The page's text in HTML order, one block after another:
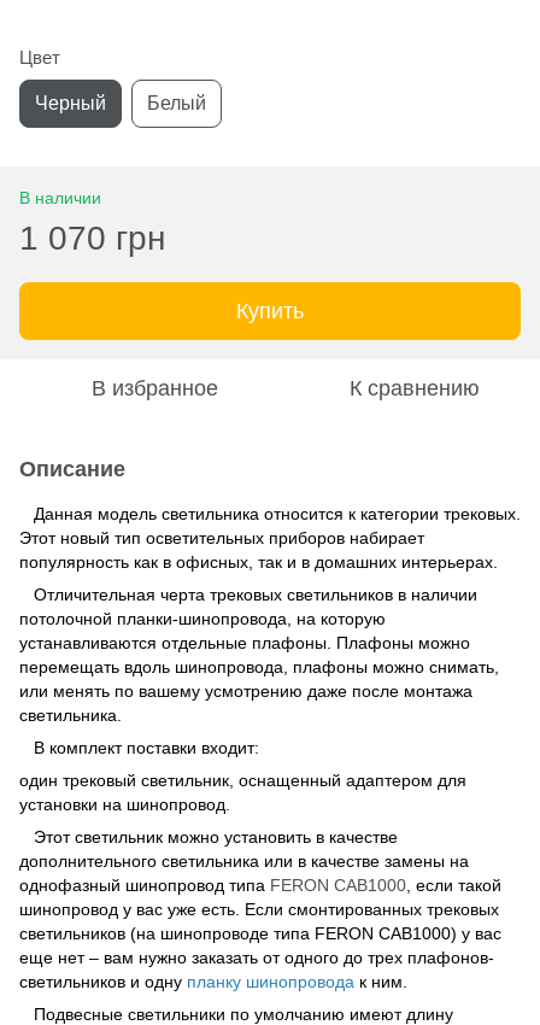
Цвет
Черный Белый
В наличии
1 070 грн
Купить
В избранное К сравнению
Описание
Данная модель светильника относится к категории трековых.
Этот новый тип осветительных приборов набирает
популярность как в офисных, так и в домашних интерьерах.
Отличительная черта трековых светильников в наличии
потолочной планки-шинопровода, на которую
устанавливаются отдельные плафоны. Плафоны можно
перемещать вдоль шинопровода, плафоны можно снимать,
или менять по вашему усмотрению даже после монтажа
светильника.
В комплект поставки входит:
один трековый светильник, оснащенный адаптером для
установки на шинопровод.
Этот светильник можно установить в качестве
дополнительного светильника или в качестве замены на
однофазный шинопровод типа FERON CAB1000 , если такой
шинопровод у вас уже есть. Если смонтированных трековых
светильников (на шинопроводе типа FERON CAB1000) у вас
еще нет – вам нужно заказать от одного до трех плафонов-
светильников и одну планку шинопровода к ним.
Подвесные светильники по умолчанию имеют длину